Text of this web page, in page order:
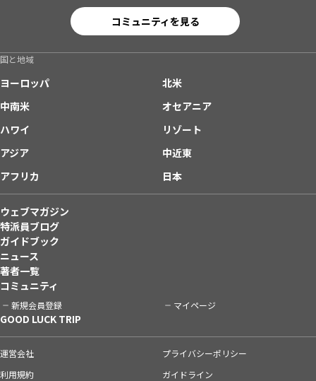
コミュニティを見る
国と地域
ヨーロッパ
北米
中南米
オセアニア
ハワイ
リゾート
アジア
中近東
アフリカ
日本
ウェブマガジン
特派員ブログ
ガイドブック
ニュース
著者一覧
コミュニティ
新規会員登録 マイページ
GOOD LUCK TRIP
運営会社
プライバシーポリシー
利用規約
ガイドライン